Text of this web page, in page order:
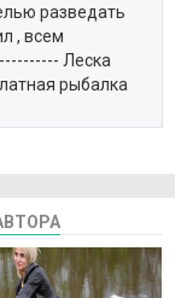
разведать
, всем
Леска
рыбалка